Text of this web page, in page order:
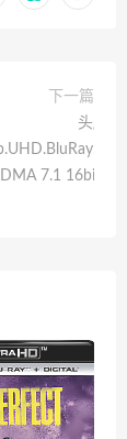
下一篇
头脑特
7.1 16bit 特